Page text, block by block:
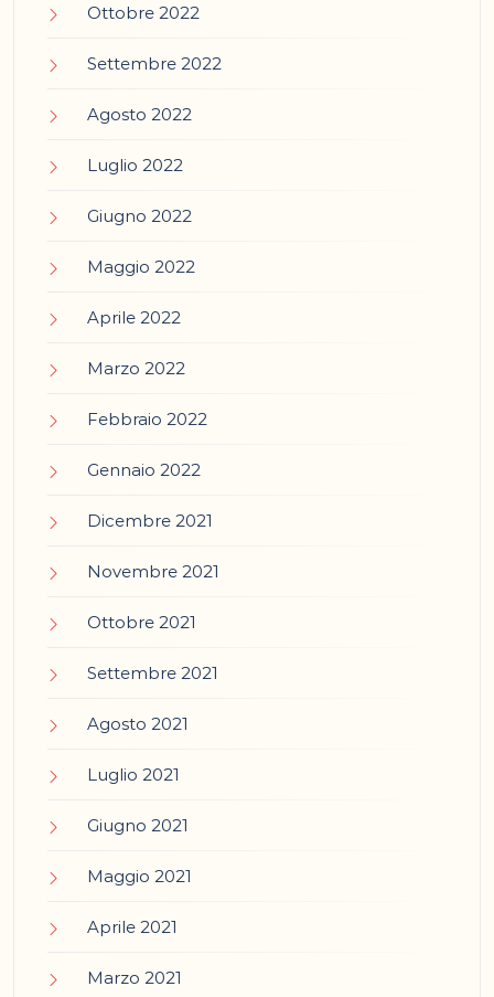
Ottobre 2022
Settembre 2022
Agosto 2022
Luglio 2022
Giugno 2022
Maggio 2022
Aprile 2022
Marzo 2022
Febbraio 2022
Gennaio 2022
Dicembre 2021
Novembre 2021
Ottobre 2021
Settembre 2021
Agosto 2021
Luglio 2021
Giugno 2021
Maggio 2021
Aprile 2021
Marzo 2021